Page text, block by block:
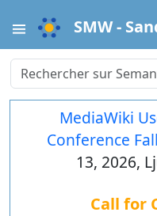
SMW -
MediaWiki
Conference
13, 2026,
Call for